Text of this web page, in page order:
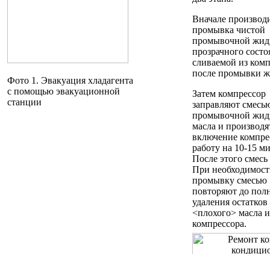
Фото 1. Эвакуация хладагента
с помощью эвакуационной
станции
Вначале
промывка чистой
промывочной
прозрачного
сливаемой из
после промывки
Затем компрессор
заправляют
промывочной
масла и
включение
работу на 10-15
После этого
При
промывку смесью
повторяют до
удаления остатков
<плохого> масла
компрессора.